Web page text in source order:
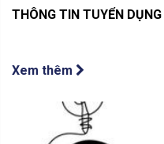
THÔNG TIN TUYỂN DỤNG
Xem thêm